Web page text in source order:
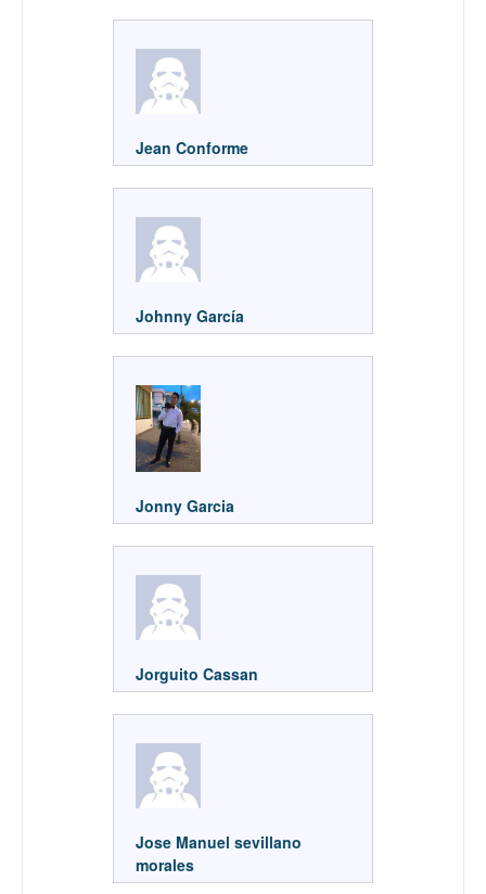
Jean Conforme
Johnny García
Jonny Garcia
Jorguito Cassan
Jose Manuel sevillano
morales